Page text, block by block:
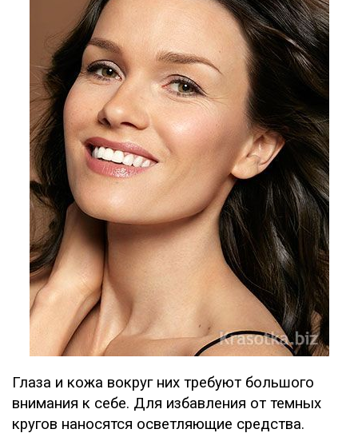
Глаза и кожа вокруг них требуют большого
внимания к себе. Для избавления от темных
кругов наносятся осветляющие средства.